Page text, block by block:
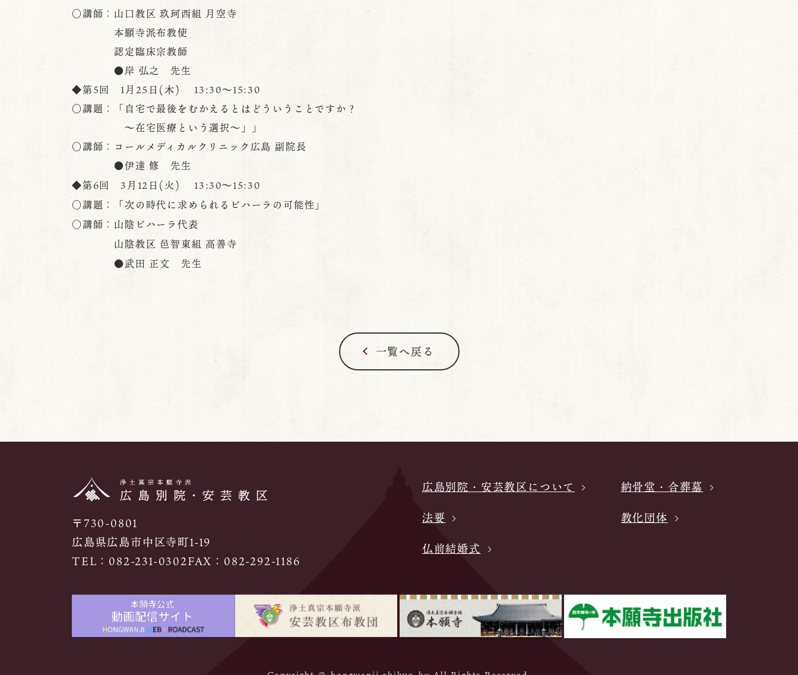
○講師：山口教区 玖珂西組 月空寺
本願寺派布教使
認定臨床宗教師
●岸 弘之 先生
◆第5回 1月25日(木) 13:30～15:30
○講題：「自宅で最後をむかえるとはどういうことですか？
～在宅医療という選択～」」
○講師：コールメディカルクリニック広島 副院長
●伊達 修 先生
◆第6回 3月12日(火) 13:30～15:30
○講題：「次の時代に求められるビハーラの可能性」
○講師：山陰ビハーラ代表
山陰教区 邑智東組 高善寺
●武田 正文 先生
一覧へ戻る
〒730-0801
広島県広島市中区寺町1-19
TEL： 082-231-0302FAX：082-292-1186
広島別院・安芸教区について
法要
仏前結婚式
納骨堂・合葬墓
教化団体